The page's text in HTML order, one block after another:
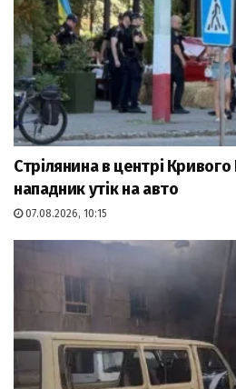
Стрілянина в центрі
нападник утік на авто
07.08.2026, 10:15